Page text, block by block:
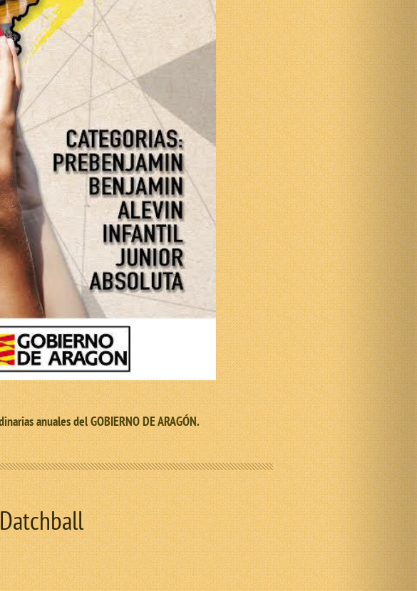
anuales del GOBIERNO DE ARAGÓN.